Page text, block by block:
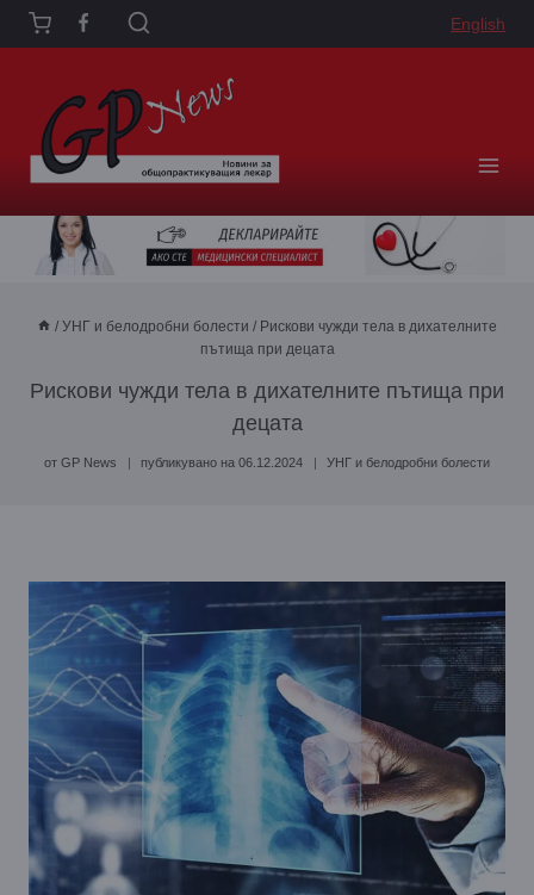
Към
съдържанието
English
/ УНГ и белодробни болести / Рискови чужди тела в дихателните
пътища при децата
Рискови чужди тела в дихателните пътища при
децата
от GP News публикувано на 06.12.2024 УНГ и белодробни болести